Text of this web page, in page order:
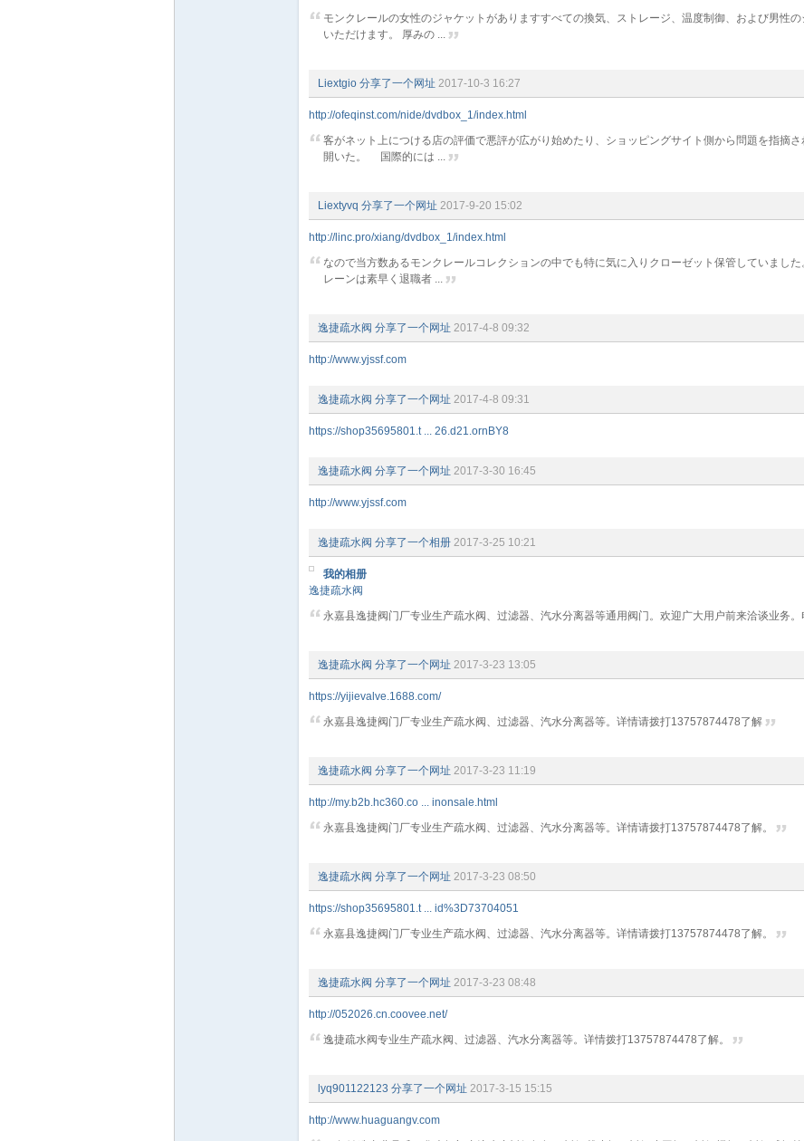
モンクレールの女性のジャケットがありますすべての換気、ストレージ、温度制御、および男性
いただけます。 厚みの ...
Liextgio 分享了一个网址 2017-10-3 16:27
http://ofeqinst.com/nide/dvdbox_1/index.html
客がネット上につける店の評価で悪評が広がり始めたり、ショッピングサイト側から問題を指摘
開いた。 国際的には ...
Liextyvq 分享了一个网址 2017-9-20 15:02
http://linc.pro/xiang/dvdbox_1/index.html
なので当方数あるモンクレールコレクションの中でも特に気に入りクローゼット保管していまし
レーンは素早く退職者 ...
逸捷疏水阀 分享了一个网址 2017-4-8 09:32
http://www.yjssf.com
逸捷疏水阀 分享了一个网址 2017-4-8 09:31
https://shop35695801.t ... 26.d21.ornBY8
逸捷疏水阀 分享了一个网址 2017-3-30 16:45
http://www.yjssf.com
逸捷疏水阀 分享了一个相册 2017-3-25 10:21
我的相册
逸捷疏水阀
永嘉县逸捷阀门厂专业生产疏水阀、过滤器、汽水分离器等通用阀门。欢迎广大用户前来洽谈业
逸捷疏水阀 分享了一个网址 2017-3-23 13:05
https://yijievalve.1688.com/
永嘉县逸捷阀门厂专业生产疏水阀、过滤器、汽水分离器等。详情请拨打13757874478了解
逸捷疏水阀 分享了一个网址 2017-3-23 11:19
http://my.b2b.hc360.co ... inonsale.html
永嘉县逸捷阀门厂专业生产疏水阀、过滤器、汽水分离器等。详情请拨打13757874478了解。
逸捷疏水阀 分享了一个网址 2017-3-23 08:50
https://shop35695801.t ... id%3D73704051
永嘉县逸捷阀门厂专业生产疏水阀、过滤器、汽水分离器等。详情请拨打13757874478了解。
逸捷疏水阀 分享了一个网址 2017-3-23 08:48
http://052026.cn.coovee.net/
逸捷疏水阀专业生产疏水阀、过滤器、汽水分离器等。详情拨打13757874478了解。
lyq901122123 分享了一个网址 2017-3-15 15:15
http://www.huaguangv.com